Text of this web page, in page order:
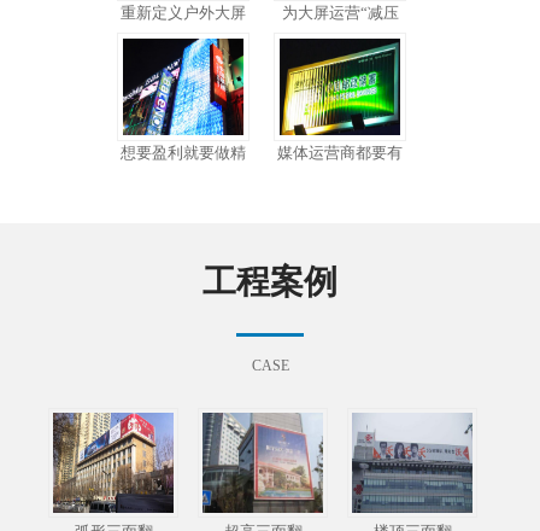
重新定义户外大屏 为大屏运营“减压
想要盈利就要做精 媒体运营商都要有
工程案例
CASE